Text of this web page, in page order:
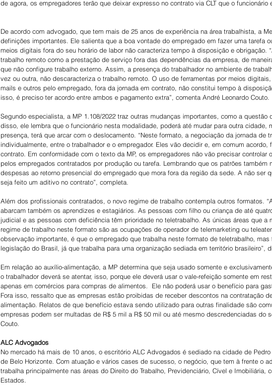
de agora, os empregadores terão que deixar expresso no contrato via CLT que o
De acordo com advogado, que tem mais de 25 anos de experiência na área trabalhista, a
definições importantes. Ele salienta que a boa vontade do empregado em fazer uma tarefa
meios digitais fora do seu horário de labor não caracteriza tempo à disposição e obrigação.
trabalho remoto como a prestação de serviço fora das dependências da empresa, de
que não configure trabalho externo. Assim, a presença do trabalhador no ambiente de
vez ou outra, não descaracteriza o trabalho remoto. O uso de ferramentas por meios
mails e outros pelo empregado, fora da jornada em contrato, não constitui tempo à
isso, é preciso ter acordo entre ambos e pagamento extra”, comenta André Leonardo Couto.
Segundo especialista, a MP 1.108/2022 traz outras mudanças importantes, como a questão
disso, ele lembra que o funcionário nesta modalidade, poderá até mudar para outra cidade,
presença, terá que arcar com o deslocamento. “Neste formato, a negociação da jornada de
individualmente, entre o trabalhador e o empregador. Eles vão decidir e, em comum acordo,
contrato. Em conformidade com o texto da MP, os empregadores não vão precisar controlar
pelos empregados contratados por produção ou tarefa. Lembrando que os patrões também
despesas ao retorno presencial do empregado que mora fora da região da sede. A não ser
seja feito um aditivo no contrato”, completa.
Além dos profissionais contratados, o novo regime de trabalho contempla outros formatos.
abarcam também os aprendizes e estagiários. As pessoas com filho ou criança de até
judicial e as pessoas com deficiência têm prioridade no teletrabalho. As únicas áreas que a
regime de trabalho neste formato são as ocupações de operador de telemarketing ou
observação importante, é que o empregado que trabalha neste formato de teletrabalho,
legislação do Brasil, já que trabalha para uma organização sediada em território brasileiro”,
Em relação ao auxílio-alimentação, a MP determina que seja usado somente e
o trabalhador deverá se atentar, isso, porque ele deverá usar o vale-refeição somente em
apenas em comércios para compras de alimentos.  Ele não poderá usar o benefício para
Fora isso, ressalto que as empresas estão proibidas de receber descontos na contratação
alimentação. Relatos de que benefício estava sendo utilizado para outras finalidade são
empresas podem ser multadas de R$ 5 mil a R$ 50 mil ou até mesmo descredenciadas do
Couto.
ALC Advogados
No mercado há mais de 10 anos, o escritório ALC Advogados é sediado na cidade de
de Belo Horizonte. Com atuação e vários cases de sucesso, o negócio, que tem à frente o
trabalha principalmente nas áreas do Direito do Trabalho, Previdenciário, Cível e Imobiliária,
Estados.